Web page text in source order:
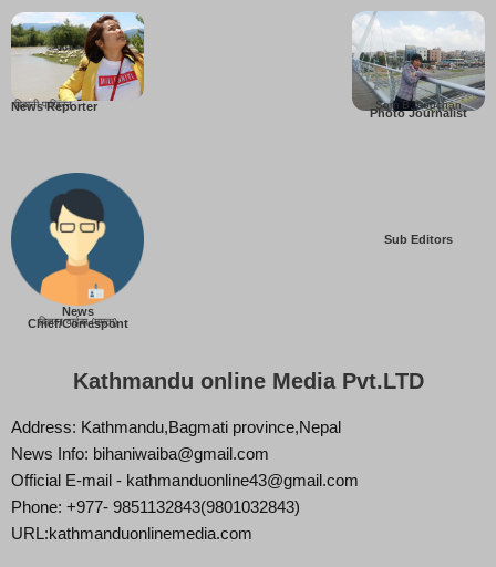
News Reporter
बिहानी पाख्रिन
Photo Journalist
Som B. Lopchan
News
Chief/Correspont
बिज्ञान वाईबा (ममता)
Sub Editors
Kathmandu online Media Pvt.LTD
Address: Kathmandu,Bagmati province,Nepal
News Info: bihaniwaiba@gmail.com
Official E-mail - kathmanduonline43@gmail.com
Phone: +977- 9851132843(9801032843)
URL:kathmanduonlinemedia.com